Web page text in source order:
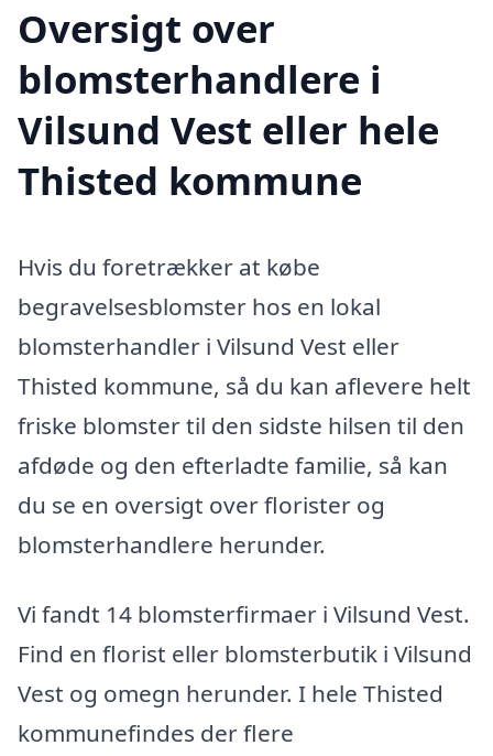
Oversigt over
blomsterhandlere i
Vilsund Vest eller hele
Thisted kommune
Hvis du foretrækker at købe
begravelsesblomster hos en lokal
blomsterhandler i Vilsund Vest eller
Thisted kommune, så du kan aflevere helt
friske blomster til den sidste hilsen til den
afdøde og den efterladte familie, så kan
du se en oversigt over florister og
blomsterhandlere herunder.
Vi fandt 14 blomsterfirmaer i Vilsund Vest.
Find en florist eller blomsterbutik i Vilsund
Vest og omegn herunder. I hele Thisted
kommunefindes der flere